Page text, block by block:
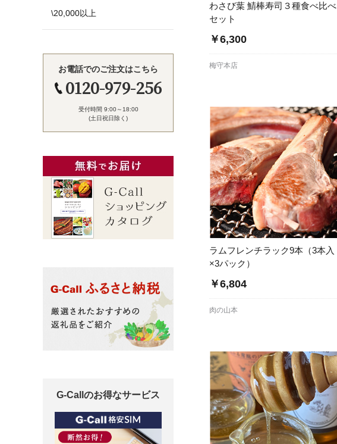
わさび葉 鯖棒寿司３種食べ比べ
セット
￥6,300
梅守本店
ラムフレンチラック9本（3本入
×3パック）
￥6,804
肉の山本
\20,000以上
お電話でのご注文はこちら
0120-979-256
受付時間 9:00～18:00
(土日祝日除く)
G-Callのお得なサービス